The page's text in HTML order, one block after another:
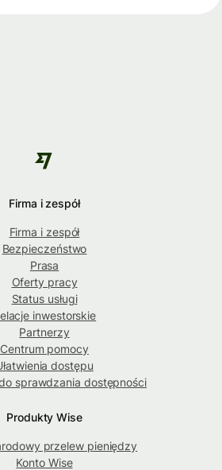
Firma i zespół
Firma i zespół
Bezpieczeństwo
Prasa
Oferty pracy
Status usługi
inwestorskie
Partnerzy
Centrum pomocy
dostępu
sprawdzania dostępności
Produkty Wise
przelew pieniędzy
Konto Wise